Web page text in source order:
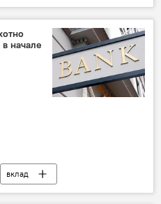
компания
начале
вклад
кредит